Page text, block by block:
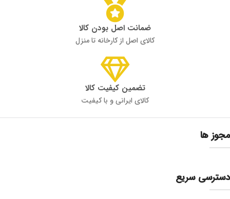
ضمانت اصل بودن کالا
کالای اصل از کارخانه تا منزل
تضمین کیفیت کالا
کالای ایرانی و با کیفیت
مجوز ها
دسترسی سریع